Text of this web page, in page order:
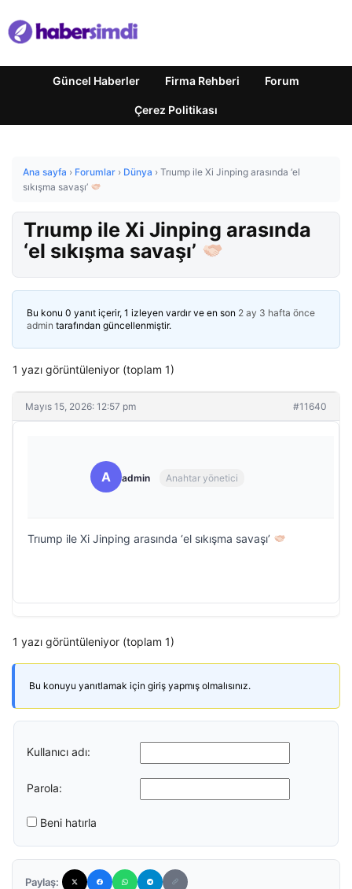
Güncel Haberler Firma Rehberi Forum
Çerez Politikası
Ana sayfa › Forumlar › Dünya › Trıump ile Xi Jinping arasında ‘el
sıkışma savaşı’
Trıump ile Xi Jinping arasında
‘el sıkışma savaşı’
Bu konu 0 yanıt içerir, 1 izleyen vardır ve en son 2 ay 3 hafta önce
admin tarafından güncellenmiştir.
1 yazı görüntüleniyor (toplam 1)
Mayıs 15, 2026: 12:57 pm #11640
A admin Anahtar yönetici
Trıump ile Xi Jinping arasında ‘el sıkışma savaşı’
1 yazı görüntüleniyor (toplam 1)
Bu konuyu yanıtlamak için giriş yapmış olmalısınız.
Kullanıcı adı:
Parola:
Beni hatırla
Paylaş: